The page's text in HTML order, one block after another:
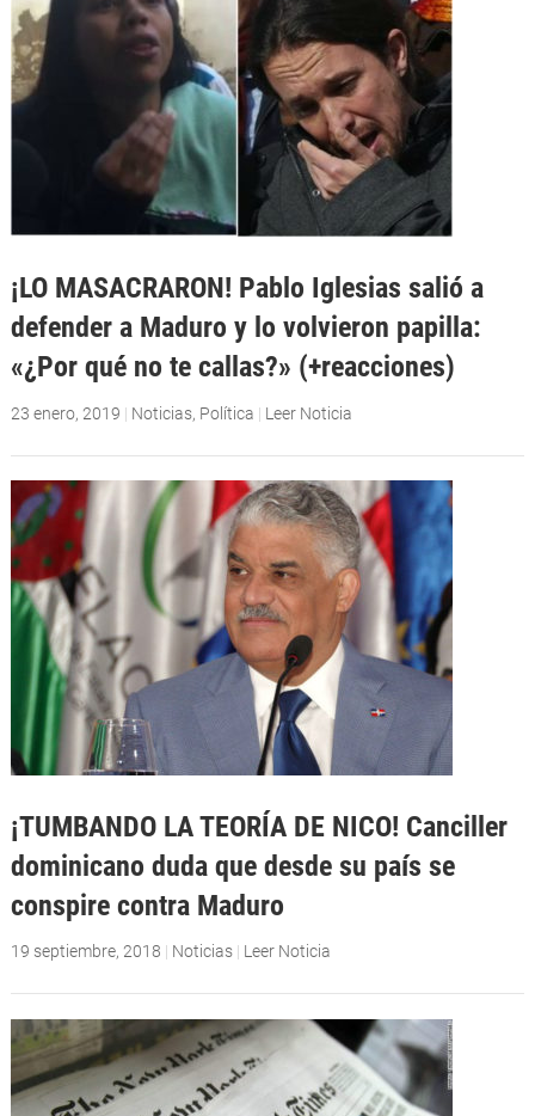
¡LO MASACRARON! Pablo Iglesias salió a
defender a Maduro y lo volvieron papilla:
«¿Por qué no te callas?» (+reacciones)
23 enero, 2019 | Noticias, Política | Leer Noticia
¡TUMBANDO LA TEORÍA DE NICO! Canciller
dominicano duda que desde su país se
conspire contra Maduro
19 septiembre, 2018 | Noticias | Leer Noticia